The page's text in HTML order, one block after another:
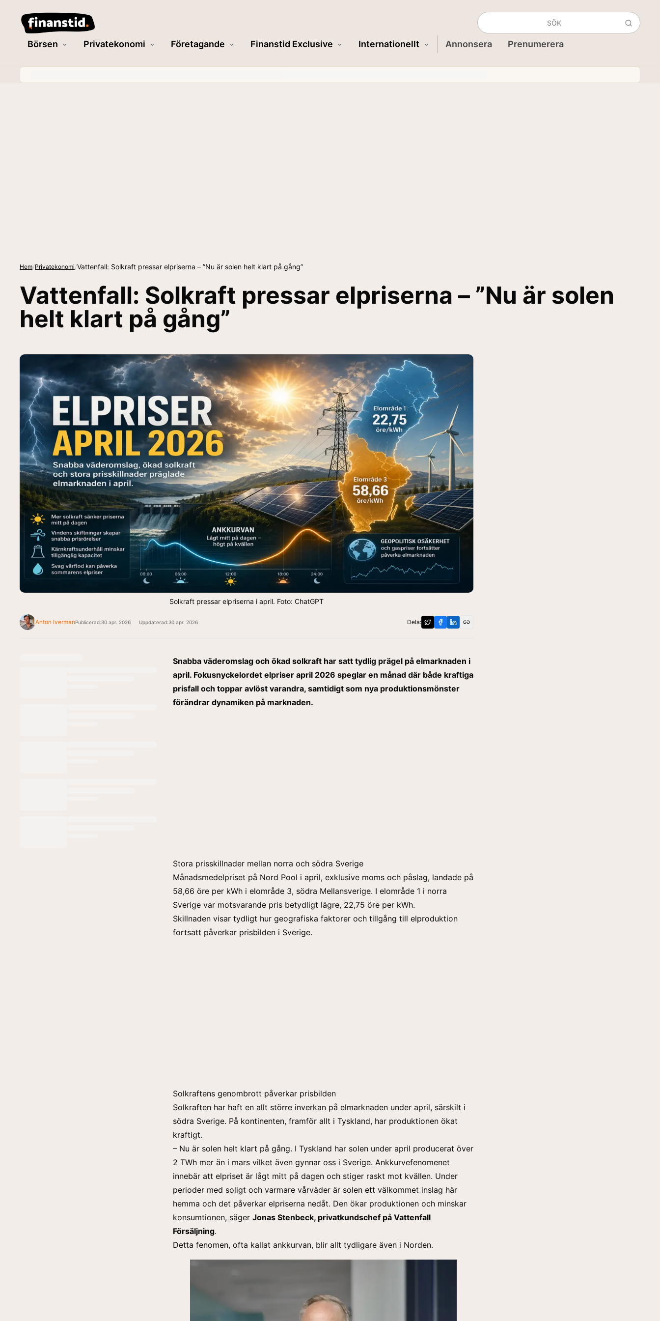
Börsen Privatekonomi Företagande Finanstid Exclusive Internationellt Annonsera Prenumerera
Hem/Privatekonomi/Vattenfall: Solkraft pressar elpriserna – ”Nu är solen helt klart på gång”
Vattenfall: Solkraft pressar elpriserna – ”Nu är solen
helt klart på gång”
Solkraft pressar elpriserna i april. Foto: ChatGPT
Anton IvermanPublicerad:30 apr. 2026 Uppdaterad:30 apr. 2026 Dela:
Snabba väderomslag och ökad solkraft har satt tydlig prägel på elmarknaden i
april. Fokusnyckelordet elpriser april 2026 speglar en månad där både kraftiga
prisfall och toppar avlöst varandra, samtidigt som nya produktionsmönster
förändrar dynamiken på marknaden.
Stora prisskillnader mellan norra och södra Sverige
Månadsmedelpriset på Nord Pool i april, exklusive moms och påslag, landade på
58,66 öre per kWh i elområde 3, södra Mellansverige. I elområde 1 i norra
Sverige var motsvarande pris betydligt lägre, 22,75 öre per kWh.
Skillnaden visar tydligt hur geografiska faktorer och tillgång till elproduktion
fortsatt påverkar prisbilden i Sverige.
Solkraftens genombrott påverkar prisbilden
Solkraften har haft en allt större inverkan på elmarknaden under april, särskilt i
södra Sverige. På kontinenten, framför allt i Tyskland, har produktionen ökat
kraftigt.
– Nu är solen helt klart på gång. I Tyskland har solen under april producerat över
2 TWh mer än i mars vilket även gynnar oss i Sverige. Ankkurvefenomenet
innebär att elpriset är lågt mitt på dagen och stiger raskt mot kvällen. Under
perioder med soligt och varmare vårväder är solen ett välkommet inslag här
hemma och det påverkar elpriserna nedåt. Den ökar produktionen och minskar
konsumtionen, säger Jonas Stenbeck, privatkundschef på Vattenfall
Försäljning.
Detta fenomen, ofta kallat ankkurvan, blir allt tydligare även i Norden.